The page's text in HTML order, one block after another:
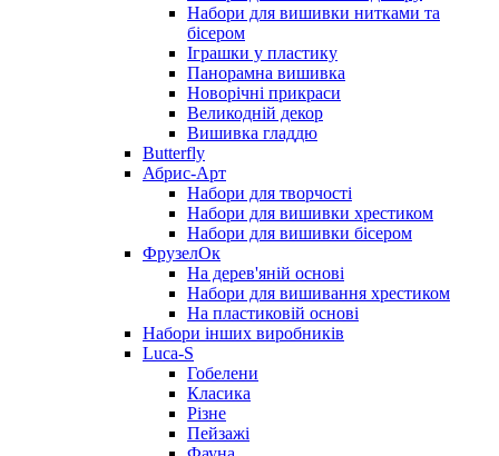
Набори для вишивки нитками та
бісером
Іграшки у пластику
Панорамна вишивка
Новорічні прикраси
Великодній декор
Вишивка гладдю
Butterfly
Абрис-Арт
Набори для творчості
Набори для вишивки хрестиком
Набори для вишивки бісером
ФрузелОк
На дерев'яній основі
Набори для вишивання хрестиком
На пластиковій основі
Набори інших виробників
Luca-S
Гобелени
Класика
Різне
Пейзажі